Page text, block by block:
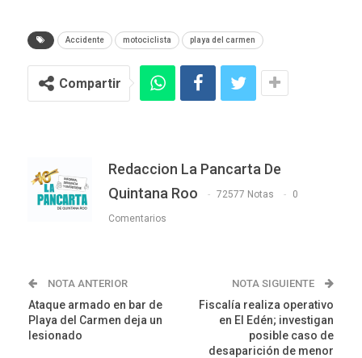
Accidente motociclista playa del carmen
Compartir
Redaccion La Pancarta De
Quintana Roo
72577 Notas 0
Comentarios
NOTA ANTERIOR
Ataque armado en bar de
Playa del Carmen deja un
lesionado
NOTA SIGUIENTE
Fiscalía realiza operativo
en El Edén; investigan
posible caso de
desaparición de menor